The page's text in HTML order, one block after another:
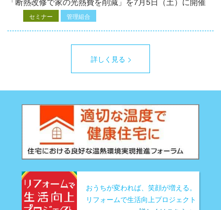
セミナー 管理組合
詳しく見る
おうちが変われば、笑顔が増える。
リフォームで生活向上プロジェクト